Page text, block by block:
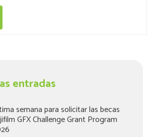
entradas
semana para solicitar las becas
GFX Challenge Grant Program